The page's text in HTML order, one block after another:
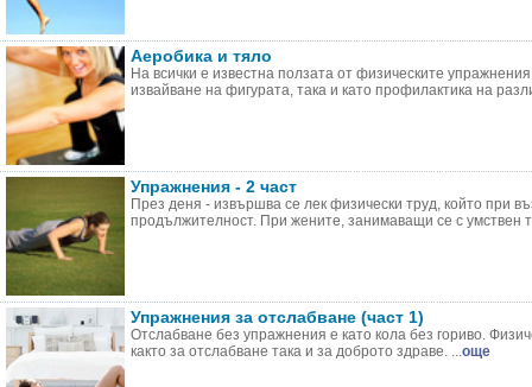
Аеробика и тяло
На всички е известна ползата от физическите
извайване на фигурата, така и като профилактика на
Упражнения - 2 част
През деня - извършва се лек физически труд, който при
продължителност. При жените, занимаващи се с умствен
Упражнения за отслабване (част 1)
Отслабване без упражнения е като кола без гориво.
както за отслабване така и за доброто здраве. ...още